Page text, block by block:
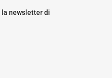
newsletter di